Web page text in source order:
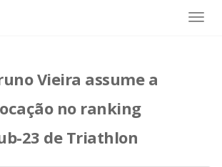
Toggle
Vieira assume a
no ranking
23 de Triathlon